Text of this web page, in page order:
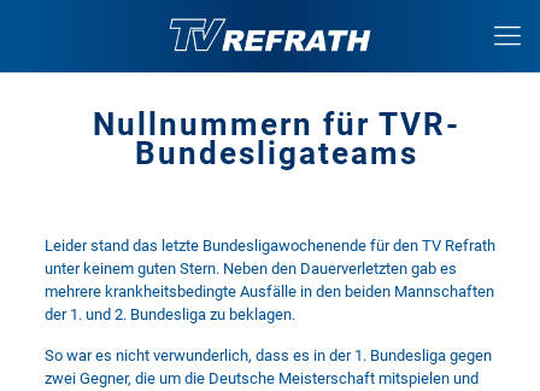
Nullnummern für TVR-
Bundesligateams
Leider stand das letzte Bundesligawochenende für den TV Refrath
unter keinem guten Stern. Neben den Dauerverletzten gab es
mehrere krankheitsbedingte Ausfälle in den beiden Mannschaften
der 1. und 2. Bundesliga zu beklagen.
So war es nicht verwunderlich, dass es in der 1. Bundesliga gegen
zwei Gegner, die um die Deutsche Meisterschaft mitspielen und